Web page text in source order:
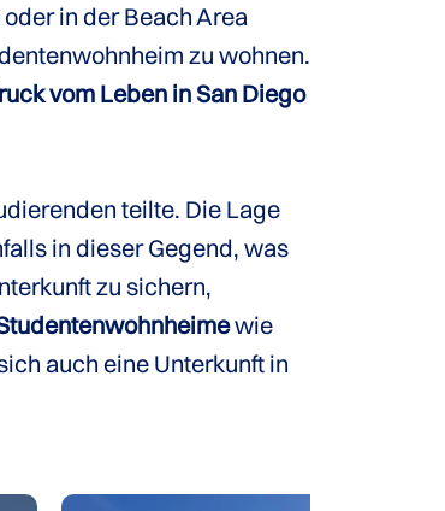
in der Beach Area
zu wohnen.
vom Leben in San Diego
teilte. Die Lage
in dieser Gegend, was
zu sichern,
wie
auch eine Unterkunft in